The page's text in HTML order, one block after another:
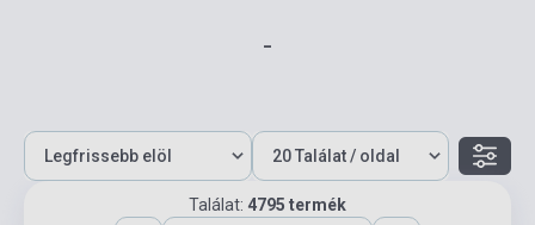
-
Találat: 4795 termék